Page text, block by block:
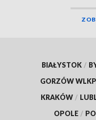
BIAŁYSTOK /
GORZÓW
KRAKÓW /
OPOLE /